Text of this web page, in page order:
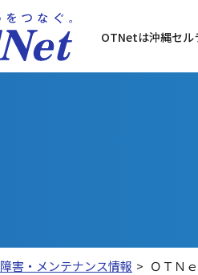
OTNetは沖縄セル
障害・メンテナンス情報 ＯＴＮ